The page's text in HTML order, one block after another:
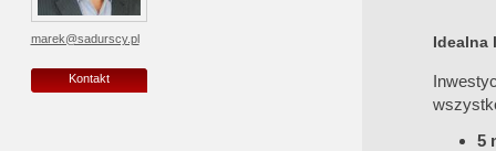
marek@sadurscy.pl
Kontakt
Idealna
5